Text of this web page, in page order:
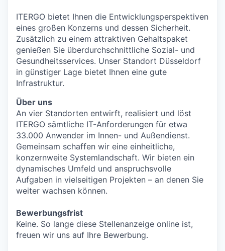
ITERGO bietet Ihnen die Entwicklungsperspektiven
eines großen Konzerns und dessen Sicherheit.
Zusätzlich zu einem attraktiven Gehaltspaket
genießen Sie überdurchschnittliche Sozial- und
Gesundheitsservices. Unser Standort Düsseldorf
in günstiger Lage bietet Ihnen eine gute
Infrastruktur.
Über uns
An vier Standorten entwirft, realisiert und löst
ITERGO sämtliche IT-Anforderungen für etwa
33.000 Anwender im Innen- und Außendienst.
Gemeinsam schaffen wir eine einheitliche,
konzernweite Systemlandschaft. Wir bieten ein
dynamisches Umfeld und anspruchsvolle
Aufgaben in vielseitigen Projekten – an denen Sie
weiter wachsen können.
Bewerbungsfrist
Keine. So lange diese Stellenanzeige online ist,
freuen wir uns auf Ihre Bewerbung.